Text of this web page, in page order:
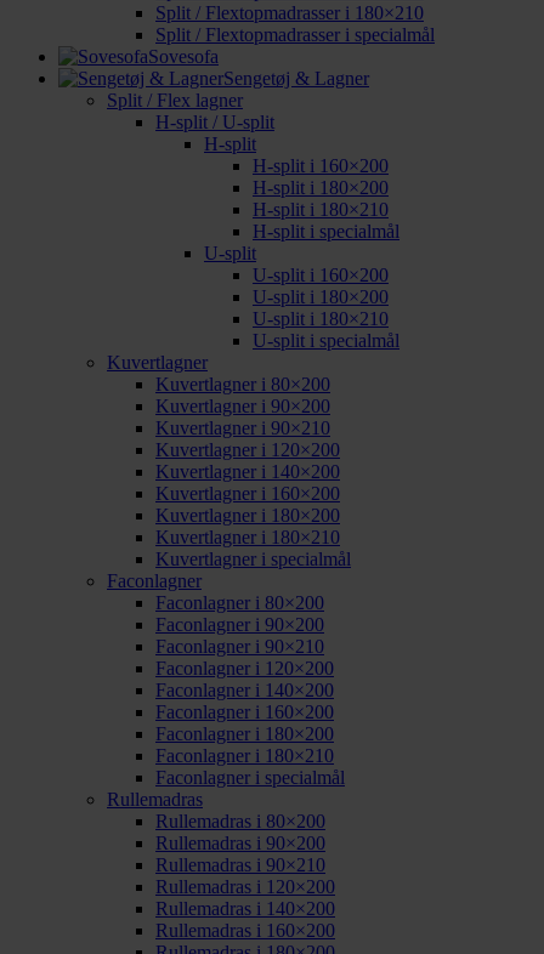
Split / Flextopmadrasser i 180×210
Split / Flextopmadrasser i specialmål
Sovesofa
Sengetøj & Lagner
Split / Flex lagner
H-split / U-split
H-split
H-split i 160×200
H-split i 180×200
H-split i 180×210
H-split i specialmål
U-split
U-split i 160×200
U-split i 180×200
U-split i 180×210
U-split i specialmål
Kuvertlagner
Kuvertlagner i 80×200
Kuvertlagner i 90×200
Kuvertlagner i 90×210
Kuvertlagner i 120×200
Kuvertlagner i 140×200
Kuvertlagner i 160×200
Kuvertlagner i 180×200
Kuvertlagner i 180×210
Kuvertlagner i specialmål
Faconlagner
Faconlagner i 80×200
Faconlagner i 90×200
Faconlagner i 90×210
Faconlagner i 120×200
Faconlagner i 140×200
Faconlagner i 160×200
Faconlagner i 180×200
Faconlagner i 180×210
Faconlagner i specialmål
Rullemadras
Rullemadras i 80×200
Rullemadras i 90×200
Rullemadras i 90×210
Rullemadras i 120×200
Rullemadras i 140×200
Rullemadras i 160×200